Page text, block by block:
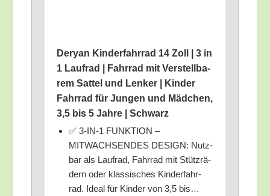
Deryan Kin­der­fahr­rad 14 Zoll | 3 in
1 Lauf­rad | Fahr­rad mit Ver­stell­ba­
rem Sat­tel und Len­ker | Kin­der
Fahr­rad für Jun­gen und Mäd­chen,
3,5 bis 5 Jah­re | Schwarz
✅ 3‑IN‑1 FUNKTION –
MITWACHSENDES DESIGN: Nutz­
bar als Lauf­rad, Fahr­rad mit Stütz­rä­
dern oder klas­si­sches Kin­der­fahr­
rad. Ide­al für Kin­der von 3,5 bis…